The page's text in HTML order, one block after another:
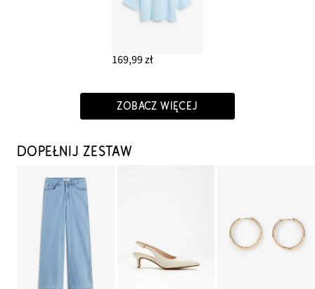
169,99 zł
ZOBACZ WIĘCEJ
DOPEŁNIJ ZESTAW